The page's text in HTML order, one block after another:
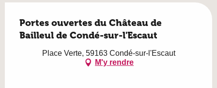
Portes ouvertes du Château de
Bailleul de Condé-sur-l'Escaut
Place Verte, 59163 Condé-sur-l'Escaut
M'y rendre